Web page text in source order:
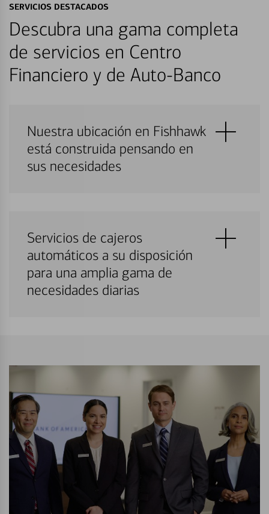
SERVICIOS DESTACADOS
Descubra una gama completa
de servicios en Centro
Financiero y de Auto-Banco
Nuestra ubicación en Fishhawk
está construida pensando en
sus necesidades
Servicios de cajeros
automáticos a su disposición
para una amplia gama de
necesidades diarias